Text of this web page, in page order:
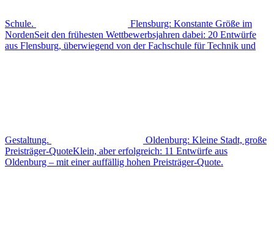
Schule.
Flensburg: Konstante Größe im
NordenSeit den frühesten Wettbewerbsjahren dabei: 20 Entwürfe
aus Flensburg, überwiegend von der Fachschule für Technik und
Gestaltung.
Oldenburg: Kleine Stadt, große
Preisträger-QuoteKlein, aber erfolgreich: 11 Entwürfe aus
Oldenburg – mit einer auffällig hohen Preisträger-Quote.